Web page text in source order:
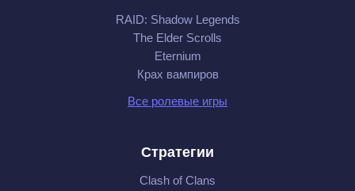
RAID: Shadow Legends
The Elder Scrolls
Eternium
Крах вампиров
Все ролевые игры
Стратегии
Clash of Clans